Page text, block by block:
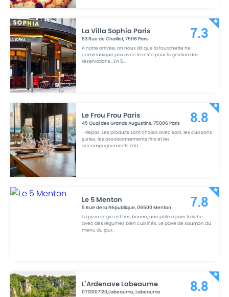
La Villa Sophia Paris
53 Rue de Chaillot,75116Paris
A notre arrivée, on nous dit que la fourchette ne
communique pas avec le resto pour la gestion des
réservations...En 5...
7.3
Le Frou Frou Paris
45 Quai des Grands Augustins,75006Paris
- Repas: Les produits sont choisis avec soin, les cuissons
justes, les assaisonnements fins et les
accompagnements à la...
8.8
Le 5 Menton
5 Rue de la République,06500Menton
La pizza vegie est très bonne, une pâte à pain fraîche
avec des légumes bien cuisinés. Le pavé de saumon du
menu du jour...
7.8
L'Ardenave Labeaume
0712007120,Labeaume,Labeaume
8.8